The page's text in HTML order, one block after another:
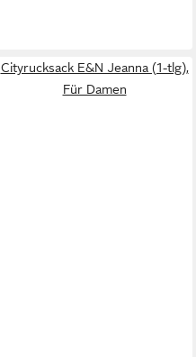
Cityrucksack E&N Jeanna (1-tlg),
Für Damen